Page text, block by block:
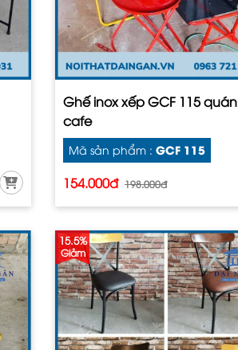
Ghế inox xếp GCF 115 quán
cafe
Mã sản phẩm : GCF 115
154.000đ 198.000đ
15.5%
Giảm